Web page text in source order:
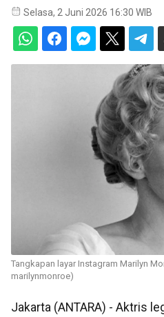
Selasa, 2 Juni 2026 16:30 WIB
Tangkapan layar Instagram Marilyn
marilynmonroe)
Jakarta (ANTARA) - Aktris